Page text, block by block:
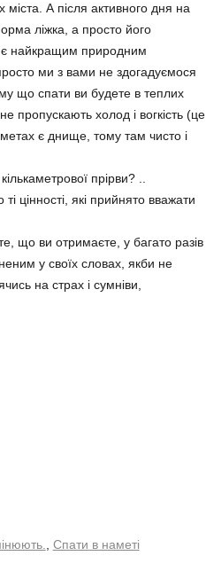
А після активного дня на
ліжка, а просто його
є найкращим природним
ми з вами не здогадуємося
що спати ви будете в теплих
пропускають холод і вогкість (це
є днище, тому там чисто і
прірви? ..
цінності, які прийнято вважати
що ви отримаєте, у багато разів
у своїх словах, якби не
на страх і сумніви,
, Спати в наметі